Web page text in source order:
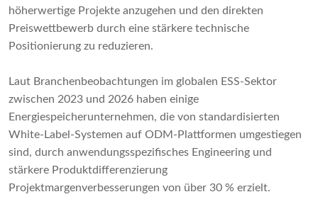
höherwertige Projekte anzugehen und den direkten
Preiswettbewerb durch eine stärkere technische
Positionierung zu reduzieren.
Laut Branchenbeobachtungen im globalen ESS-Sektor
zwischen 2023 und 2026 haben einige
Energiespeicherunternehmen, die von standardisierten
White-Label-Systemen auf ODM-Plattformen umgestiegen
sind, durch anwendungsspezifisches Engineering und
stärkere Produktdifferenzierung
Projektmargenverbesserungen von über 30 % erzielt.